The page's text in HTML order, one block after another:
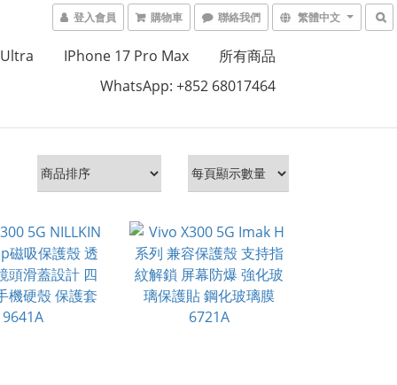
登入會員 購物車 聯絡我們 繁體中文
IPhone 17 Pro Max
所有商品
WhatsApp: +852 68017464